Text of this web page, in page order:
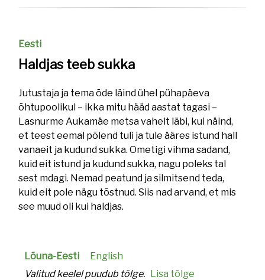
Eesti
Haldjas teeb sukka
Jutustaja ja tema õde läind ühel pühapäeva
õhtupoolikul – ikka mitu hääd aastat tagasi –
Lasnurme Aukamäe metsa vahelt läbi, kui näind,
et teest eemal põlend tuli ja tule ääres istund hall
vanaeit ja kudund sukka. Ometigi vihma sadand,
kuid eit istund ja kudund sukka, nagu poleks tal
sest mdagi. Nemad peatund ja silmitsend teda,
kuid eit pole nägu tõstnud. Siis nad arvand, et mis
see muud oli kui haldjas.
Lõuna-Eesti
English
Valitud keelel puudub tõlge. Lisa tõlge